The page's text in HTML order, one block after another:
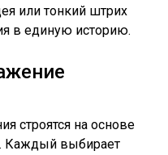
или тонкий штрих
в единую историю.
строятся на основе
Каждый выбирает